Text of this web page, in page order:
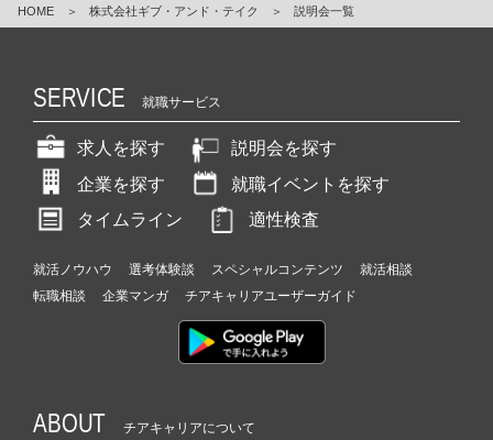
HOME ＞ 株式会社ギブ・アンド・テイク ＞ 説明会一覧
SERVICE 就職サービス
求人を探す
説明会を探す
企業を探す
就職イベントを探す
タイムライン
適性検査
就活ノウハウ 選考体験談 スペシャルコンテンツ
就活相談
転職相談
企業マンガ チアキャリアユーザーガイド
ABOUT チアキャリアについて